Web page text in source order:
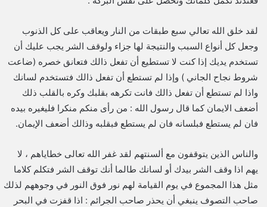
لقد خلق الله تعالي سبع طبقات من النار ويعاقب على كل الذنوب
وجعل كل أنواع السبب والنتيجة لها جزاء ولوقف الشر يجب عليك أن
تستخدم يديك إذا كنت لا تستطيع أن تفعل ذالك فتعانق خصره (ضاعت
شروط نجاح الجاني ) وإذا لم تستطع أن تفعل ذالك فتستخدم لسانك
واذا لم تستطع أن تفعل ذالك فانت تكرهه بقلبك وكره بالقلب ذلك
أضعف الايمان كما قال رسول الله : من رأى منكم منكرا فليغيره بيده
فان لم يستطع فبلسانه فان لم يستطع فبقلبه وذالك أضعف الإيمان.
والناس الذين يتوقفون مع ألسنتهم لقد غفر الله تعالى خطاياهم ، لا
يهم اذا وقف الشر بيدك أو لسانك طالما أنك توقف الشر فتكلم كلاما
مثل هذا المجموع في يوم القيامة لهم نور فوق النور في وجوههم لذلك
صاحب التصوف ينبغي أن يحذر صاحب الجرائم : اذا قفزت في البحر